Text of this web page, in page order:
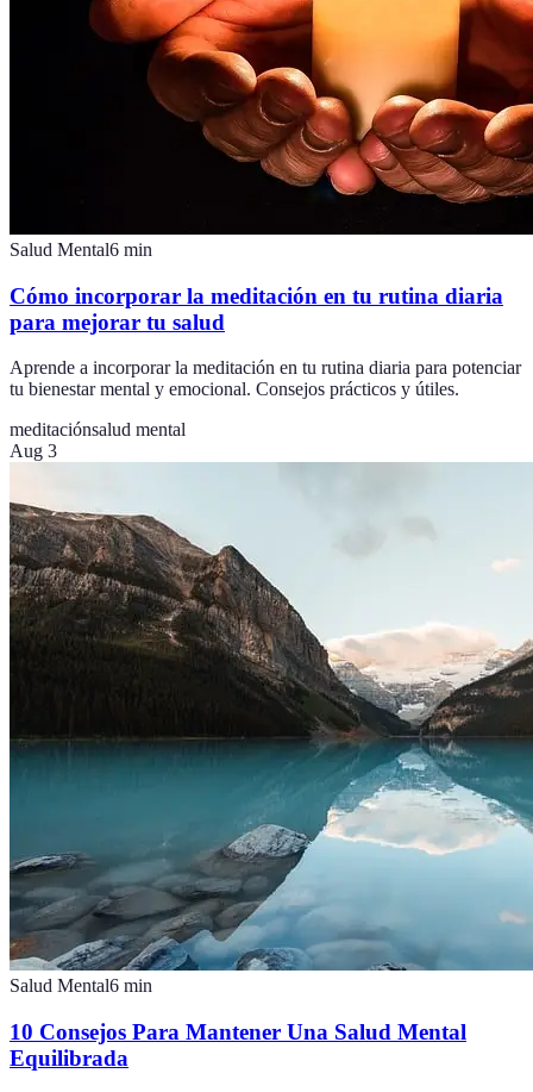
Salud Mental6 min
Cómo incorporar la meditación en tu rutina diaria
para mejorar tu salud
Aprende a incorporar la meditación en tu rutina diaria para potenciar
tu bienestar mental y emocional. Consejos prácticos y útiles.
meditaciónsalud mental
Aug 3
Salud Mental6 min
10 Consejos Para Mantener Una Salud Mental
Equilibrada